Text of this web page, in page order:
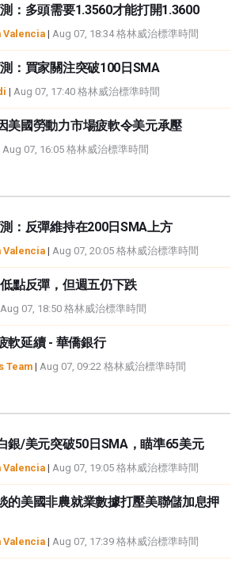
：多頭需要1.3560才能打開1.3600
Valencia | Aug 07, 18:34 格林威治標準時間
：買家關注突破100日SMA
| Aug 07, 17:40 格林威治標準時間
美國勞動力市場疲軟令美元承壓
Aug 07, 16:05 格林威治標準時間
：反彈維持在200日SMA上方
Valencia | Aug 07, 20:05 格林威治標準時間
點反彈，但週五仍下跌
Aug 07, 18:50 格林威治標準時間
軟延續 - 華僑銀行
Team | Aug 07, 09:22 格林威治標準時間
銀/美元突破50日SMA，瞄準65美元
Valencia | Aug 07, 19:05 格林威治標準時間
的美國非農就業數據打壓美聯儲加息押
Valencia | Aug 07, 17:39 格林威治標準時間